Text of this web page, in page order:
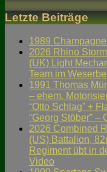
Letzte Beiträge
1989
2026 Rhino
(UK) Light
Team im
1991 Thomas
– ehem.
“Otto Schlag” +
“Georg Stöber” –
2026 Combined
(US) Battalion,
Regiment übt in
Video